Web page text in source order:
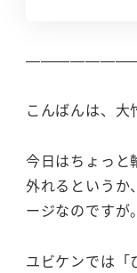
こんばんは、大
今日はちょっと
外れるというか
ージなのですが。
ユビケンでは「